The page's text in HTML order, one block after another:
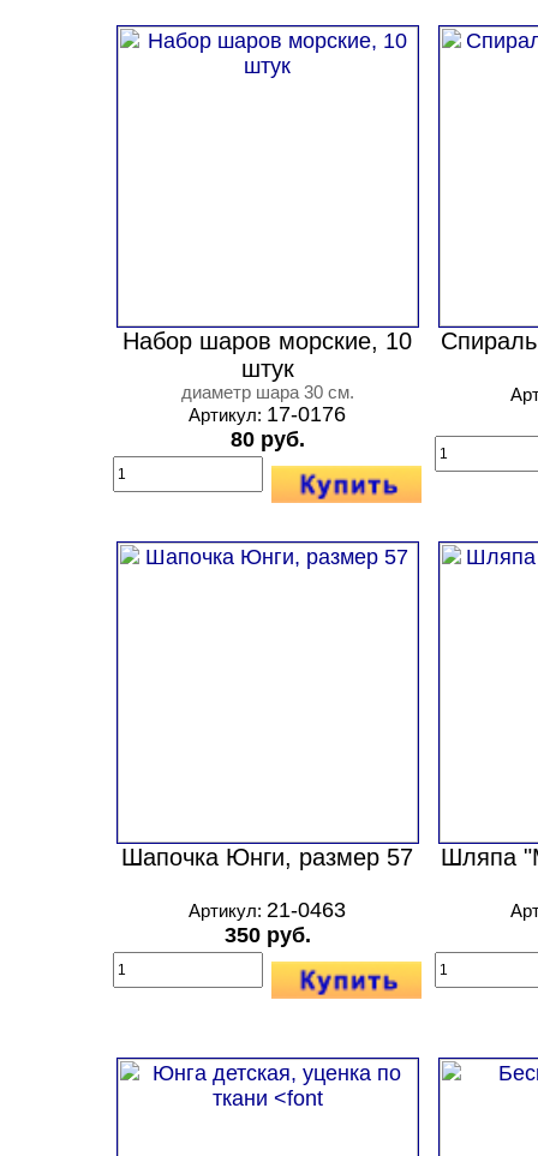
Набор шаров морские, 10
штук
диаметр шара 30 см.
Артикул: 17-0176
80 руб.
Шапочка Юнги, размер 57
Артикул: 21-0463
350 руб.
Шляпа